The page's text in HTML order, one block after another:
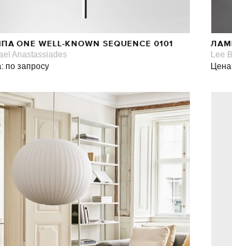
ONE WELL-KNOWN SEQUENCE 0101
Anastassiades
по запросу
Lee